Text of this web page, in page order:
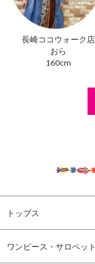
長崎ココウォーク店
おら
160cm
トップス
ワンピース・サロペット